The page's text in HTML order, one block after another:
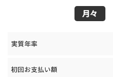
月々
実質年率
初回お支払い額